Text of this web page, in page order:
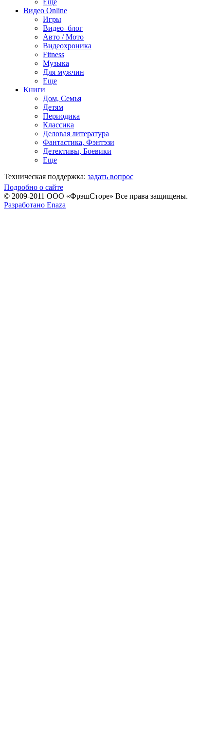
Видео Online
Игры
Видео–блог
Авто / Мото
Видеохроника
Fitness
Музыка
Для мужчин
Еще
Книги
Дом, Семья
Детям
Периодика
Классика
Деловая литература
Фантастика, Фэнтэзи
Детективы, Боевики
Еще
Техническая поддержка: задать вопрос
Подробно о сайте
© 2009-2011 ООО «ФрэшСторе» Все права защищены.
Разработано Enaza